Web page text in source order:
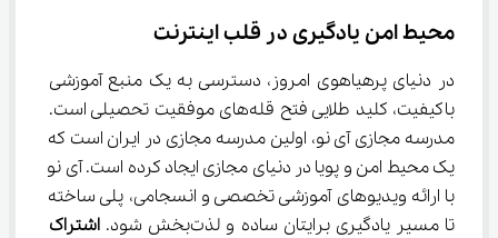
محیط امن یادگیری در قلب اینترنت
در دنیای پرهیاهوی امروز، دسترسی به یک منبع آموزشی
باکیفیت، کلید طلایی فتح قله‌های موفقیت تحصیلی است.
مدرسه مجازی آی نو، اولین مدرسه مجازی در ایران است که
یک محیط امن و پویا در دنیای مجازی ایجاد کرده است. آی نو
با ارائه ویدیوهای آموزشی تخصصی و انسجامی، پلی ساخته
تا مسیر یادگیری برایتان ساده و لذت‌بخش شود.
اشتراک